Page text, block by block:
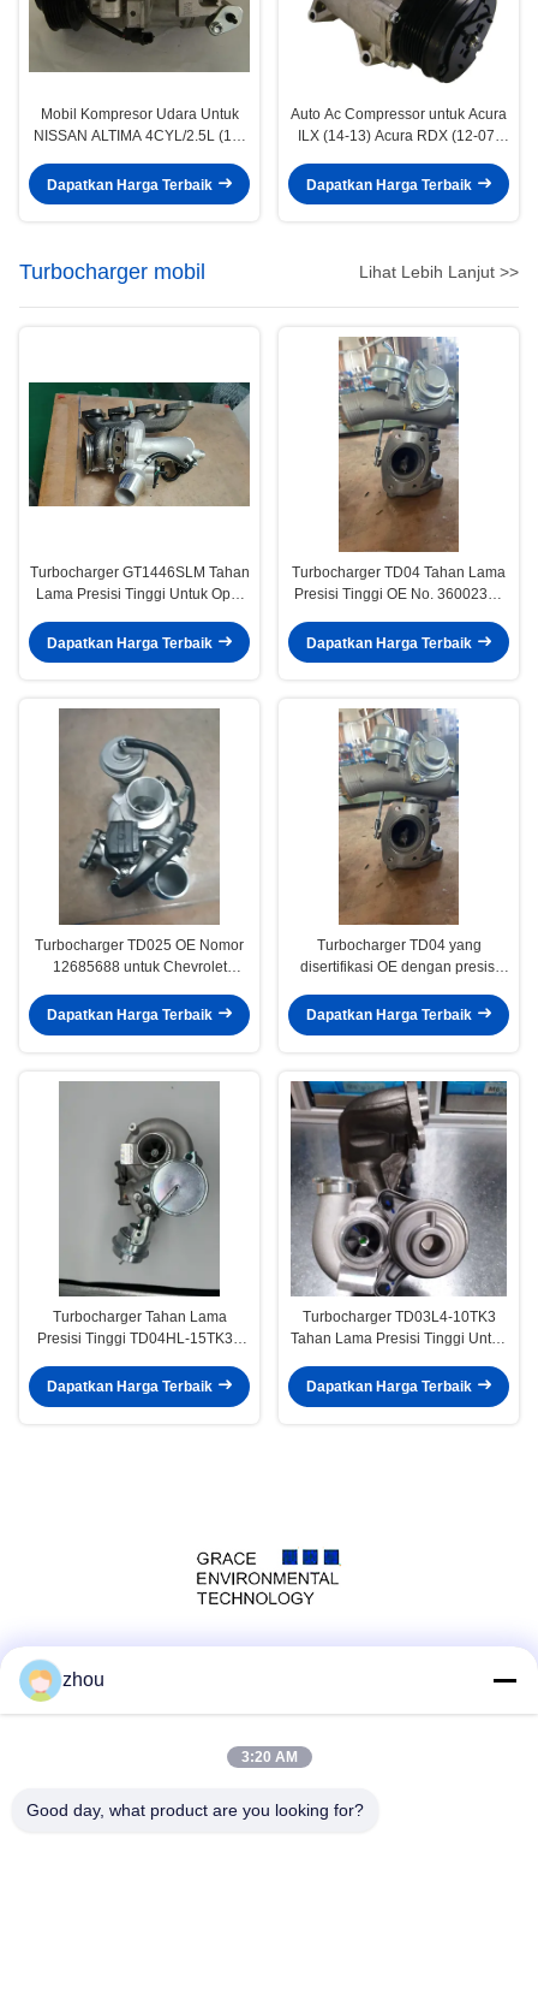
Mobil Kompresor Udara Untuk
NISSAN ALTIMA 4CYL/2.5L (12-
92600ZE90B 92600JA00A
92600ET81A
Dapatkan Harga Terbaik
Auto Ac Compressor untuk Acura
ILX (14-13) Acura RDX (12-07)
(14-07) 38810RWCA01
38810RZYA01
Dapatkan Harga Terbaik
Turbocharger mobil Lihat Lebih Lanjut >>
Turbocharger GT1446SLM Tahan
Lama Presisi Tinggi Untuk Opel
Zafira Insignia 1.4 781504-5004s
860156 55565353
Dapatkan Harga Terbaik
Turbocharger TD04 Tahan Lama
Presisi Tinggi OE No. 36002369
2.5T B5254T2
Dapatkan Harga Terbaik
Turbocharger TD025 OE Nomor
12685688 untuk Chevrolet
2022
Dapatkan Harga Terbaik
Turbocharger TD04 yang
disertifikasi OE dengan presisi
mesin Volvo XC90 XC70 2.5T
Dapatkan Harga Terbaik
Turbocharger Tahan Lama
Presisi Tinggi TD04HL-15TK31
MDX 3.5 AWD 2005-12
Dapatkan Harga Terbaik
Turbocharger TD03L4-10TK3
Tahan Lama Presisi Tinggi Untuk
49131-07031 11657649289
Dapatkan Harga Terbaik
zhou
3:20 AM
Good day, what product are you looking for?